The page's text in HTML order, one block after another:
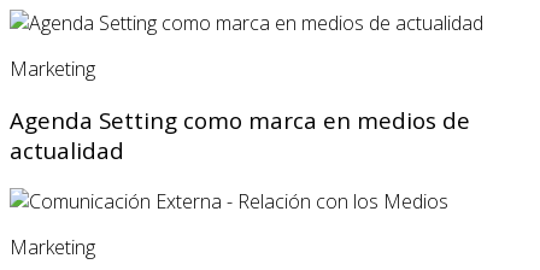
Marketing
Agenda Setting como marca en medios de
actualidad
Marketing